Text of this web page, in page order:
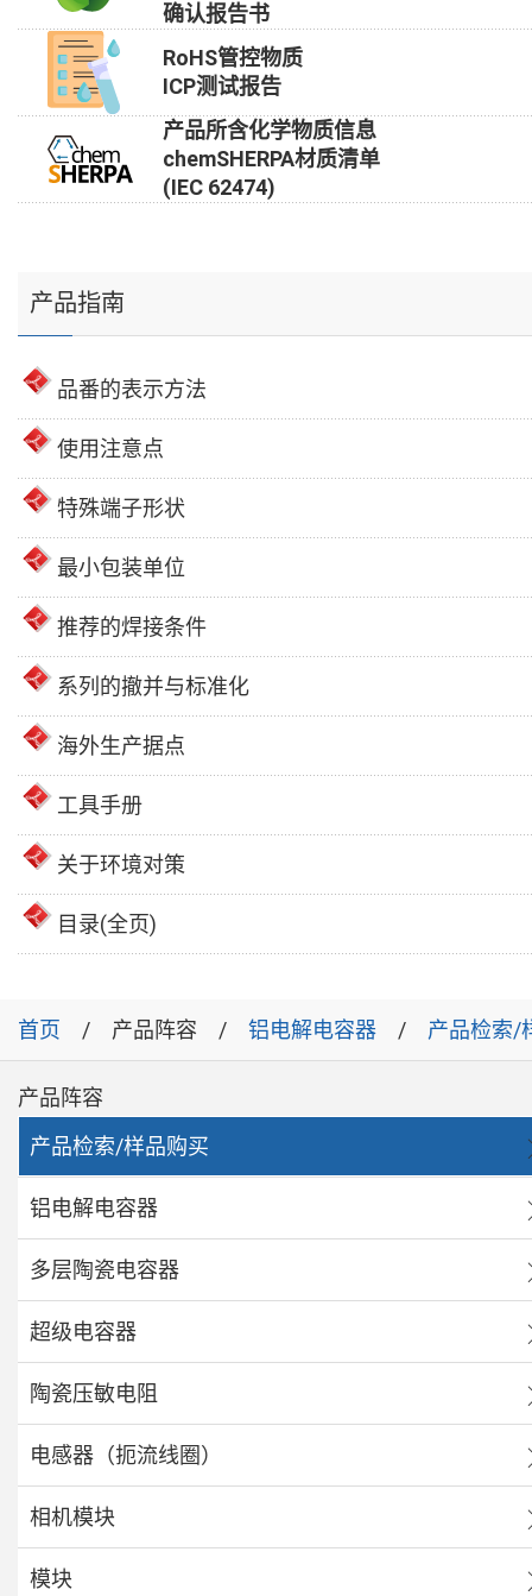
确认报告书
RoHS管控物质
ICP测试报告
产品所含化学物质信息
chemSHERPA材质清单
(IEC 62474)
产品指南
品番的表示方法
使用注意点
特殊端子形状
最小包装单位
推荐的焊接条件
系列的撤并与标准化
海外生产据点
工具手册
关于环境对策
目录(全页)
首页 产品阵容 铝电解电容器 产品检索/
产品阵容
产品检索/样品购买
铝电解电容器
多层陶瓷电容器
超级电容器
陶瓷压敏电阻
电感器（扼流线圈）
相机模块
模块